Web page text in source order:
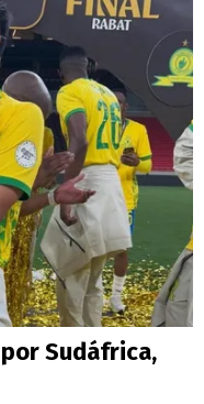
Sudáfrica,